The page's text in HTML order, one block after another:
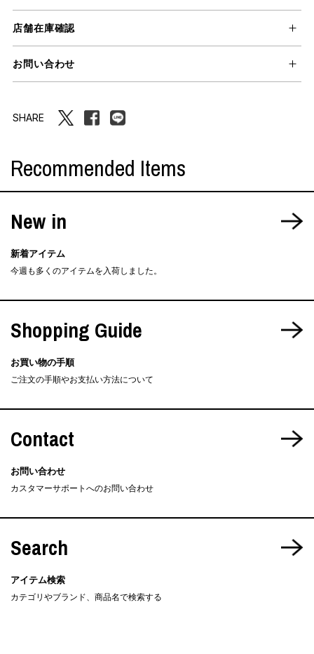
店舗在庫確認
お問い合わせ
SHARE
Recommended Items
New in
新着アイテム
今週も多くのアイテムを入荷しました。
Shopping Guide
お買い物の手順
ご注文の手順やお支払い方法について
Contact
お問い合わせ
カスタマーサポートへのお問い合わせ
Search
アイテム検索
カテゴリやブランド、商品名で検索する